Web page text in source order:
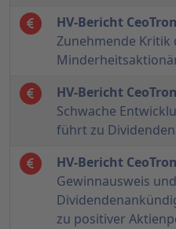
HV-Bericht
Zunehmende Kritik
HV-Bericht
Schwache
führt zu
HV-Bericht
Gewinnausweis und
zu positiver